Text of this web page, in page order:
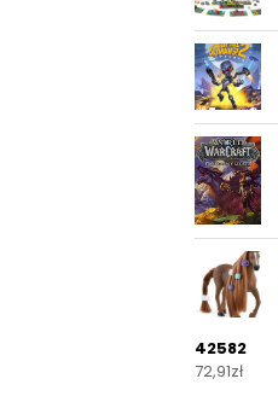
42582
72,91zł